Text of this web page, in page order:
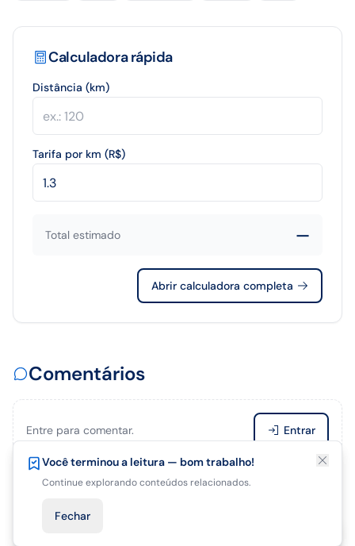
Está gostando deste artigo?
Salve para terminar de ler depois.
Salvar para depois
Você terminou a leitura — bom trabalho!
Continue explorando conteúdos relacionados.
Fechar
Calculadora rápida
Distância (km)
Tarifa por km (R$)
Total estimado —
Abrir calculadora completa
Comentários
Entre para comentar. Entrar
Seja o primeiro a comentar.